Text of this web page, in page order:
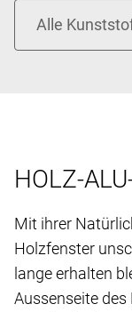
HOLZ-
Mit ihrer
Holzfenster
lange erhalten
Aussenseite